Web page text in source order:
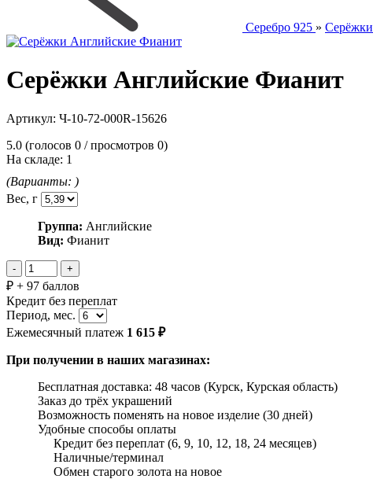
Серебро 925 » Серёжки
Серёжки Английские Фианит
Артикул: Ч-10-72-000R-15626
5.0 (голосов 0 / просмотров 0)
На складе: 1
(Варианты: )
Вес, г
Группа: Английские
Вид: Фианит
₽ + 97 баллов
Кредит без переплат
Период, мес.
Ежемесячный платеж 1 615 ₽
При получении в наших магазинах:
Бесплатная доставка: 48 часов (Курск, Курская область)
Заказ до трёх украшений
Возможность поменять на новое изделие (30 дней)
Удобные способы оплаты
Кредит без переплат (6, 9, 10, 12, 18, 24 месяцев)
Наличные/терминал
Обмен старого золота на новое